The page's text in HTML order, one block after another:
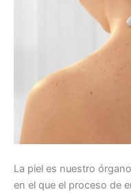
La piel es nuestro
en el que el proceso de